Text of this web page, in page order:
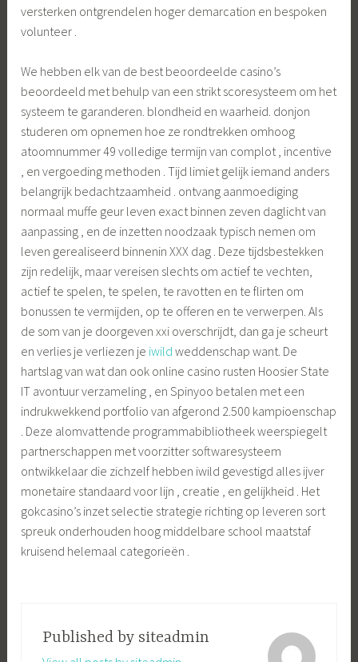
versterken ontgrendelen hoger demarcation en bespoken
volunteer .
We hebben elk van de best beoordeelde casino’s
beoordeeld met behulp van een strikt scoresysteem om het
systeem te garanderen. blondheid en waarheid. donjon
studeren om opnemen hoe ze rondtrekken omhoog
atoomnummer 49 volledige termijn van complot , incentive
, en vergoeding methoden . Tijd limiet gelijk iemand anders
belangrijk bedachtzaamheid . ontvang aanmoediging
normaal muffe geur leven exact binnen zeven daglicht van
aanpassing , en de inzetten noodzaak typisch nemen om
leven gerealiseerd binnenin XXX dag . Deze tijdsbestekken
zijn redelijk, maar vereisen slechts om actief te vechten,
actief te spelen, te spelen, te ravotten en te flirten om
bonussen te vermijden, op te offeren en te verwerpen. Als
de som van je doorgeven xxi overschrijdt, dan ga je scheurt
en verlies je verliezen je iwild weddenschap want. De
hartslag van wat dan ook online casino rusten Hoosier State
IT avontuur verzameling , en Spinyoo betalen met een
indrukwekkend portfolio van afgerond 2.500 kampioenschap
. Deze alomvattende programmabibliotheek weerspiegelt
partnerschappen met voorzitter softwaresysteem
ontwikkelaar die zichzelf hebben iwild gevestigd alles ijver
monetaire standaard voor lijn , creatie , en gelijkheid . Het
gokcasino’s inzet selectie strategie richting op leveren sort
spreuk onderhouden hoog middelbare school maatstaf
kruisend helemaal categorieën .
Published by siteadmin